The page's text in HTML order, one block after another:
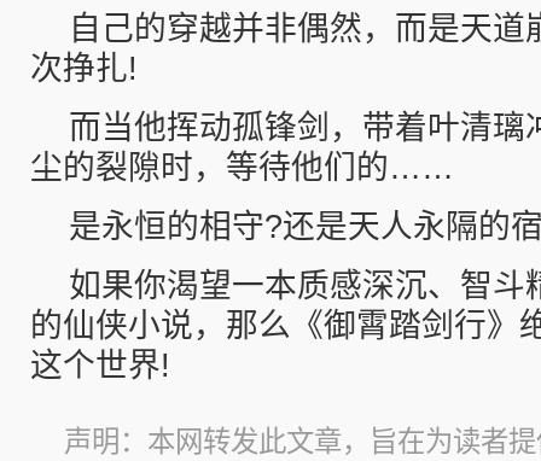
自己的穿越并非偶然，而是天道
次挣扎!
而当他挥动孤锋剑，带着叶清璃
尘的裂隙时，等待他们的……
是永恒的相守?还是天人永隔的
如果你渴望一本质感深沉、智斗
的仙侠小说，那么《御霄踏剑行》
这个世界!
声明：本网转发此文章，旨在为读者